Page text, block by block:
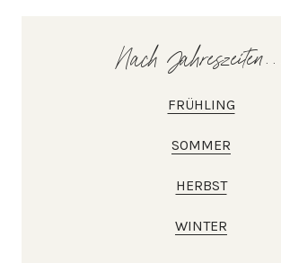
Nach
FRÜHLING
SOMMER
HERBST
WINTER